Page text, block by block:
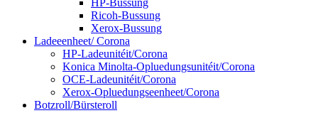
Ricoh-Bussung
Xerox-Bussung
Ladeeenheet/ Corona
HP-Ladeunitéit/Corona
Konica Minolta-Opluedungsunitéit/Corona
OCE-Ladeunitéit/Corona
Xerox-Opluedungseenheet/Corona
Botzroll/Bürsteroll